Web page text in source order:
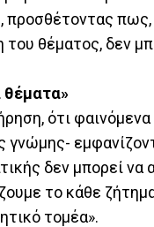
προσθέτοντας
θέματος, δεν
ότι
γνώμης-
δεν μπορεί
το κάθε
τομέα».